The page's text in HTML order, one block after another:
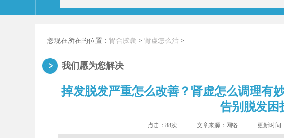
您现在所在的位置： 肾合胶囊 > 肾虚怎么治 >
我们愿为您解决
掉发脱发严重怎么改善？肾虚怎么调理有
告别脱发困
点击： 88次 文章来源：网络 更新时间